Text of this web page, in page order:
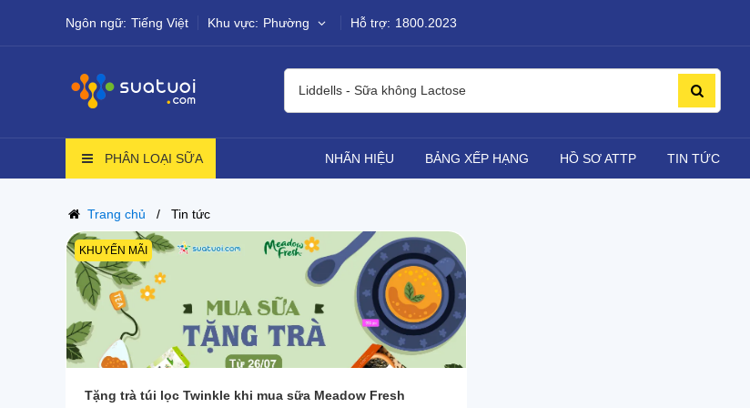
Ngôn ngữ: Tiếng Việt Khu vực: Phường Hỗ trợ: 1800.2023
Liddells - Sữa không Lactose
PHÂN LOẠI SỮA NHÃN HIỆU BẢNG XẾP HẠNG HỒ SƠ ATTP TIN TỨC
Trang chủ Tin tức
KHUYẾN MÃI
Tặng trà túi lọc Twinkle khi mua sữa Meadow Fresh